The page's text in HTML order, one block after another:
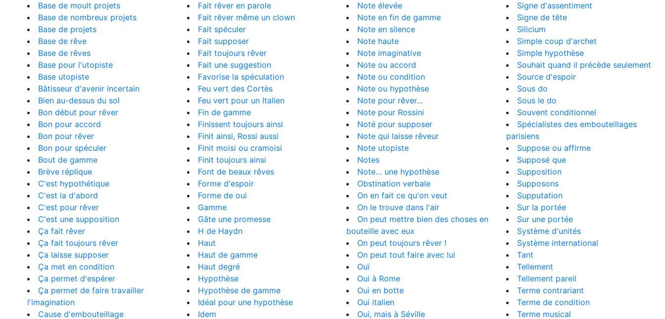
Base de moult projets
Base de nombreux projets
Base de projets
Base de rêve
Base de rêves
Base pour l'utopiste
Base utopiste
Bâtisseur d'avenir incertain
Bien au-dessus du sol
Bon début pour rêver
Bon pour accord
Bon pour rêver
Bon pour spéculer
Bout de gamme
Brève réplique
C'est hypothétique
C'est la d'abord
C'est pour rêver
C'est une supposition
Ça fait rêver
Ça fait toujours rêver
Ça laisse supposer
Ça met en condition
Ça permet d'espérer
Ça permet de faire travailler
l'imagination
Cause d'embouteillage
Fait rêver en parole
Fait rêver même un clown
Fait spéculer
Fait supposer
Fait toujours rêver
Fait une suggestion
Favorise la spéculation
Feu vert des Cortès
Feu vert pour un Italien
Fin de gamme
Finissent toujours ainsi
Finit ainsi, Rossi aussi
Finit moisi ou cramoisi
Finit toujours ainsi
Font de beaux rêves
Forme d'espoir
Forme de oui
Gamme
Gâte une promesse
H de Haydn
Haut
Haut de gamme
Haut degré
Hypothèse
Hypothèse de gamme
Idéal pour une hypothèse
Idem
Note élevée
Note en fin de gamme
Note en silence
Note haute
Note imaginative
Note ou accord
Note ou condition
Note ou hypothèse
Note pour rêver…
Note pour Rossini
Noté pour supposer
Note qui laisse rêveur
Note utopiste
Notes
Note… une hypothèse
Obstination verbale
On en fait ce qu'on veut
On le trouve dans l'air
On peut mettre bien des choses en
bouteille avec eux
On peut toujours rêver !
On peut tout faire avec lui
Ouï
Oui à Rome
Oui en botte
Oui italien
Oui, mais à Séville
Signe d'assentiment
Signe de tête
Silicium
Simple coup d'archet
Simple hypothèse
Souhait quand il précède seulement
Source d'espoir
Sous do
Sous le do
Souvent conditionnel
Spécialistes des embouteillages
parisiens
Suppose ou affirme
Supposé que
Supposition
Supposons
Supputation
Sur la portée
Sur une portée
Système d'unités
Système international
Tant
Tellement
Tellement pareil
Terme contrariant
Terme de condition
Terme musical